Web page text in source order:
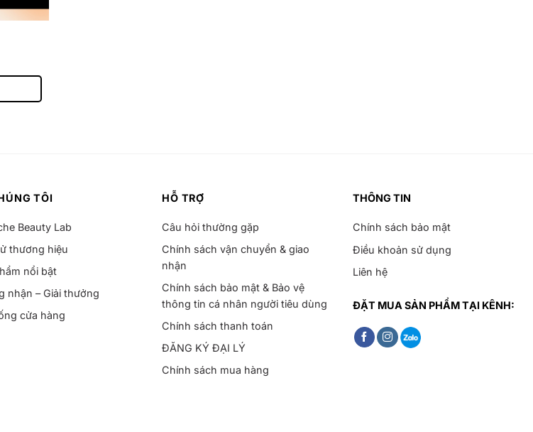
TÔI
Beauty Lab
thương hiệu
nổi bật
nhận – Giải thưởng
cửa hàng
HỖ TRỢ
Câu hỏi thường gặp
Chính sách vận chuyển & giao
nhận
Chính sách bảo mật & Bảo vệ
thông tin cá nhân người tiêu dùng
Chính sách thanh toán
ĐĂNG KÝ ĐẠI LÝ
Chính sách mua hàng
THÔNG TIN
Chính sách bảo mật
Điều khoản sử dụng
Liên hệ
ĐẶT MUA SẢN PHẨM TẠI KÊNH: